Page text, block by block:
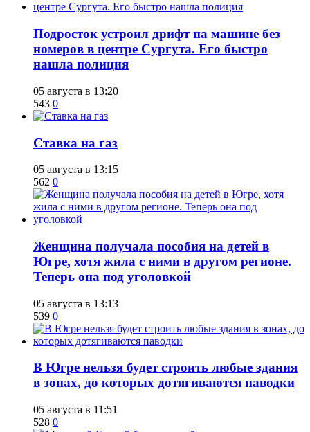
Подросток устроил дрифт на машине без
номеров в центре Сургута. Его быстро
нашла полиция
05 августа в 13:20
543 0
Ставка на газ
05 августа в 13:15
562 0
Женщина получала пособия на детей в
Югре, хотя жила с ними в другом регионе.
Теперь она под уголовкой
05 августа в 13:13
539 0
В Югре нельзя будет строить любые здания
в зонах, до которых дотягиваются паводки
05 августа в 11:51
528 0